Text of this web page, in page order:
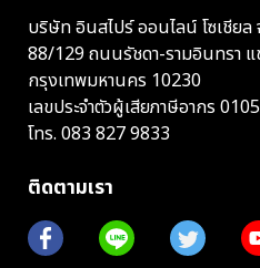
บริษัท อินสไปร์ ออนไลน์ โซเชียล
88/129 ถนนรัชดา-รามอินทรา แ
กรุงเทพมหานคร 10230
เลขประจำตัวผู้เสียภาษีอากร
โทร. 083 827 9833
ติดตามเรา